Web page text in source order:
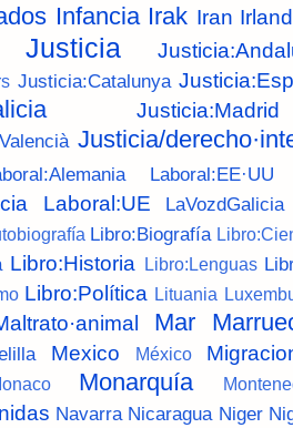
Infancia Irak Iran
Justicia
Justicia:Catalunya
Justicia:Madrid
Justicia/
Laboral:EE·UU
Laboral:UE LaVozdGalicia
Libro:Biografía
Libro:Historia Libro:Lenguas
Libro:Política Lituania
Mar
Mexico México
Monarquía
Navarra Nicaragua Niger